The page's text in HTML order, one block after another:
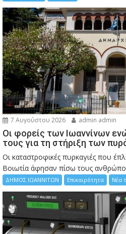
7 Αυγούστου 2026 admin admin
Οι φορείς των Ιωαννίνων
τους για τη στήριξη των
Οι καταστροφικές πυρκαγιές που
Bοιωτία άφησαν πίσω τους
ΔΗΜΟΣ ΙΩΑΝΝΙΤΩΝ Επικαιρότητα Νέα